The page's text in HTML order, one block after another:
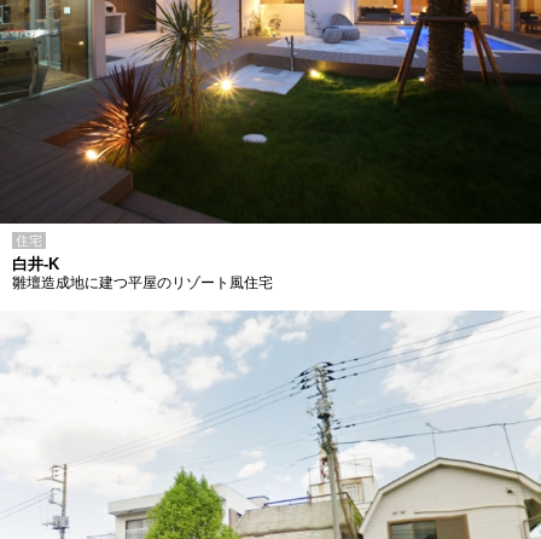
住宅
白井-K
雛壇造成地に建つ平屋のリゾート風住宅